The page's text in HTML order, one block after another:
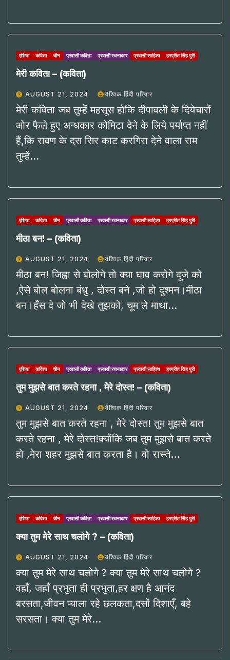
एशिया कविता चीन प्रवासी कविता प्रवासी रचनाकार प्रवासी साहित्य हरप्रीत सिंह पुरी
मेरी कविता – (कविता)
AUGUST 21, 2024 वैश्विक हिंदी परिवार
मेरी कविता जब तुम्हें महसूस होकि दीपावली के दियेचारों
ओर फैले हुए अन्धकार कोमिटा देने के लिये पर्याप्त नहीं
हैं,कि रावण के दस सिर काट करगिरा देने वाला राम
तुम्हें…
एशिया कविता चीन प्रवासी कविता प्रवासी रचनाकार प्रवासी साहित्य हरप्रीत सिंह पुरी
मीठा बन! – (कविता)
AUGUST 21, 2024 वैश्विक हिंदी परिवार
मीठा बन! जिह्वा से बोलोगे तो क्या घाव करोगे दूजे को
,ऐसे बोल बोलना बंधु , दोस्त बने ,जो हो दुश्मन।मीठा
बन।हँस दे जो भी देखे तुझको, चूम ले माथा…
एशिया कविता चीन प्रवासी कविता प्रवासी रचनाकार प्रवासी साहित्य हरप्रीत सिंह पुरी
तुम मुझसे बात करते रहना , मेरे दोस्त! – (कविता)
AUGUST 21, 2024 वैश्विक हिंदी परिवार
तुम मुझसे बात करते रहना , मेरे दोस्त! तुम मुझसे बात
करते रहना , मेरे दोस्त!क्योंकि जब तुम मुझसे बात करते
हो ,मेरा शहर मुझसे बात करता है। वो रास्ते…
एशिया कविता चीन प्रवासी कविता प्रवासी रचनाकार प्रवासी साहित्य हरप्रीत सिंह पुरी
क्या तुम मेरे साथ चलोगे ? – (कविता)
AUGUST 21, 2024 वैश्विक हिंदी परिवार
क्या तुम मेरे साथ चलोगे ? क्या तुम मेरे साथ चलोगे ?
वहाँ, जहाँ प्रभुता ही प्रभुता,हर क्षण है आनंद
बरसता,जीवन प्याला रहे छलकता,दसों दिशाएँ, बहे
सरसता। क्या तुम मेरे…